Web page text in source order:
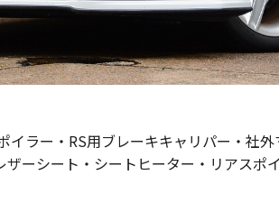
イラー・RS用ブレーキキャリパー・社
ーシート・シートヒーター・リアスポ